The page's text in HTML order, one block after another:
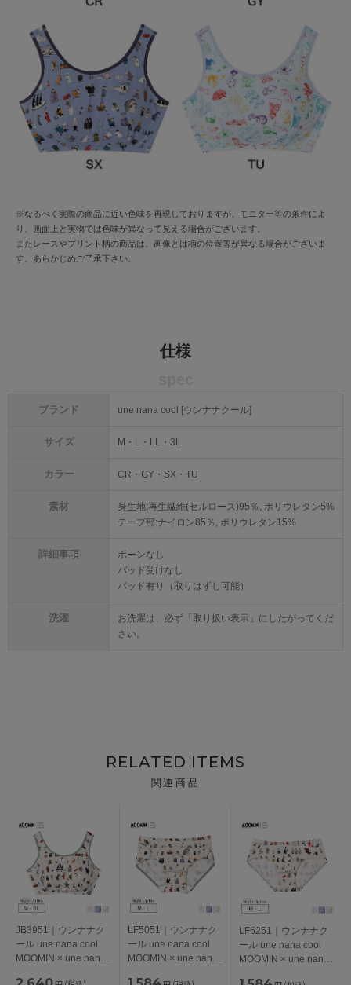
※なるべく実際の商品に近い色味を再現しておりますが、モニター等の条件によ
り、画面上と実物では色味が異なって見える場合がございます。
またレースやプリント柄の商品は、画像とは柄の位置等が異なる場合がございま
す。あらかじめご了承下さい。
仕様
ブランド une nana cool [ウンナナクール]
サイズ M・L・LL・3L
カラー CR・GY・SX・TU
素材
身生地:再生繊維(セルロース)95％, ポリウレタン5%
テープ部:ナイロン85％, ポリウレタン15%
詳細事項
ボーンなし
パッド受けなし
パッド有り（取りはずし可能）
洗濯
お洗濯は、必ず「取り扱い表示」にしたがってくだ
さい。
RELATED ITEMS
関連商品
JB3951｜ウンナナク
ール une nana cool
MOOMIN × une nana
LF5051｜ウンナナク
ール une nana cool
MOOMIN × une nana
LF6251｜ウンナナク
ール une nana cool
MOOMIN × une nana